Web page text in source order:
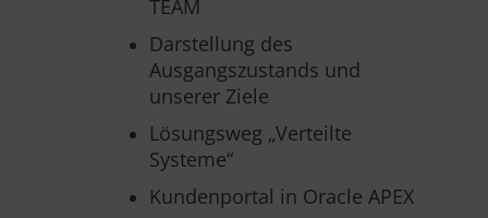
TEAM
Darstellung des
Ausgangszustands und
unserer Ziele
Lösungsweg „Verteilte
Systeme“
Kundenportal in Oracle APEX